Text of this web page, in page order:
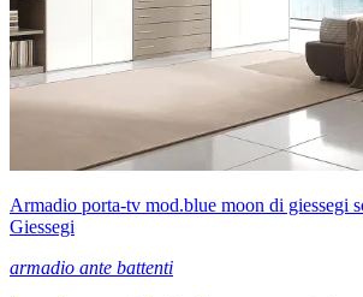
Armadio porta-tv mod.blue moon di giessegi
Giessegi
armadio ante battenti